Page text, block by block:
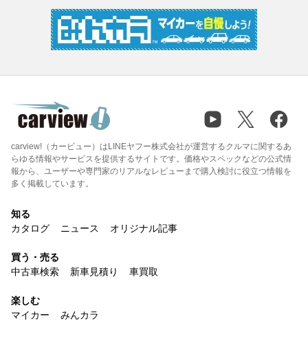
carview!（カービュー）はLINEヤフー株式会社が運営するクルマに関するあ
らゆる情報やサービスを提供するサイトです。価格やスペックなどの公式情
報から、ユーザーや専門家のリアルなレビューまで購入検討に役立つ情報を
多く掲載しています。
知る
カタログ
ニュース オリジナル記事
買う・売る
中古車検索
新車見積り 車買取
楽しむ
マイカー
みんカラ